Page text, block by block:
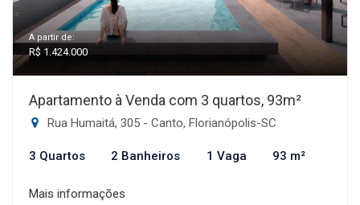
A partir de:
R$ 1.424.000
Apartamento à Venda com 3 quartos, 93m²
Rua Humaitá, 305 - Canto, Florianópolis-SC
3 Quartos 2 Banheiros 1 Vaga 93 m²
Mais informações